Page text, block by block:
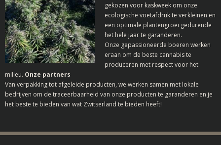
gekozen voor kaskweek om onze
ecologische voetafdruk te verkleinen en
een optimale plantengroei gedurende
het hele jaar te garanderen.
Onze gepassioneerde boeren werken
eraan om de beste cannabis te
produceren met respect voor het
milieu. Onze partners
Van verpakking tot afgeleide producten, we werken samen met lokale
bedrijven om de traceerbaarheid van onze producten te garanderen en je
het beste te bieden van wat Zwitserland te bieden heeft!